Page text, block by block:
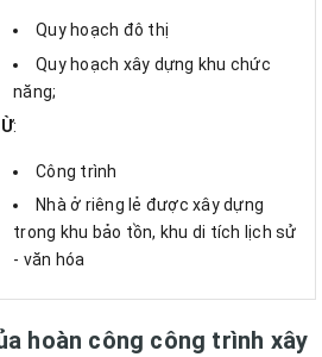
Quy hoạch đô thị
Quy hoạch xây dựng khu chức
năng;
:
Công trình
Nhà ở riêng lẻ được xây dựng
trong khu bảo tồn, khu di tích lịch sử
- văn hóa
hoàn công công trình xây